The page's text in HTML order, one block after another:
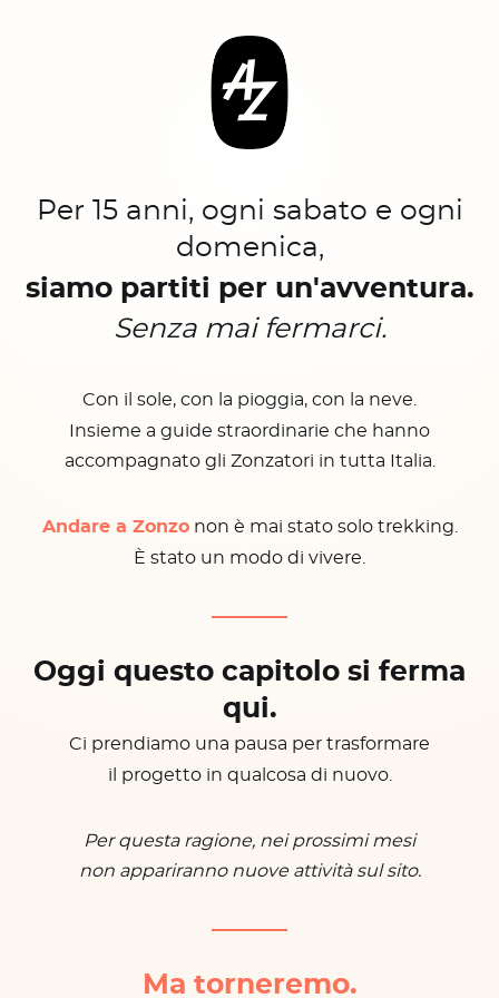
Per 15 anni, ogni sabato e ogni
domenica,
siamo partiti per un'avventura.
Senza mai fermarci.
Con il sole, con la pioggia, con la neve.
Insieme a guide straordinarie che hanno
accompagnato gli Zonzatori in tutta Italia.
Andare a Zonzonon è mai stato solo trekking.
È stato un modo di vivere.
Oggi questo capitolo si ferma
qui.
Ci prendiamo una pausa per trasformare
il progetto in qualcosa di nuovo.
Per questa ragione, nei prossimi mesi
non appariranno nuove attività sul sito.
Ma torneremo.